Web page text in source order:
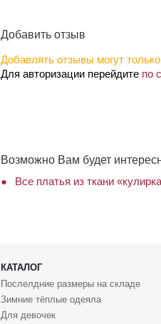
Добавить отзыв
Добавлять отзывы могут
Для авторизации перейдите по
Возможно Вам будет
Все платья из ткани
КАТАЛОГ
Послелдние размеры на складе
Зимние тёплые одеяла
Для девочек